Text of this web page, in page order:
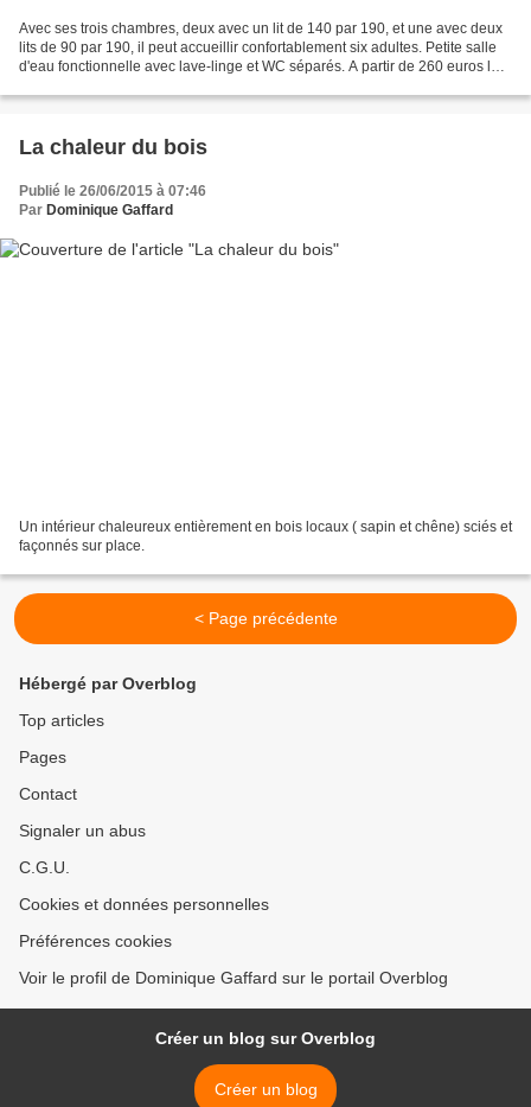
Avec ses trois chambres, deux avec un lit de 140 par 190, et une avec deux
lits de 90 par 190, il peut accueillir confortablement six adultes. Petite salle
d'eau fonctionnelle avec lave-linge et WC séparés. A partir de 260 euros la
La chaleur du bois
Publié le 26/06/2015 à 07:46
Par Dominique Gaffard
Un intérieur chaleureux entièrement en bois locaux ( sapin et chêne) sciés et
façonnés sur place.
< Page précédente
Hébergé par Overblog
Top articles
Pages
Contact
Signaler un abus
C.G.U.
Cookies et données personnelles
Préférences cookies
Voir le profil de Dominique Gaffard sur le portail Overblog
Créer un blog sur Overblog
Créer un blog